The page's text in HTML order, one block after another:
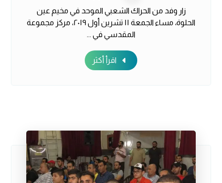
زار وفد من الحراك الشعبي الموحد في مخيم عين
الحلوة، مساء الجمعة ١١ تشرين أول ٢٠١٩، مركز مجموعة
المقدسي في ...
اقرأ أكثر